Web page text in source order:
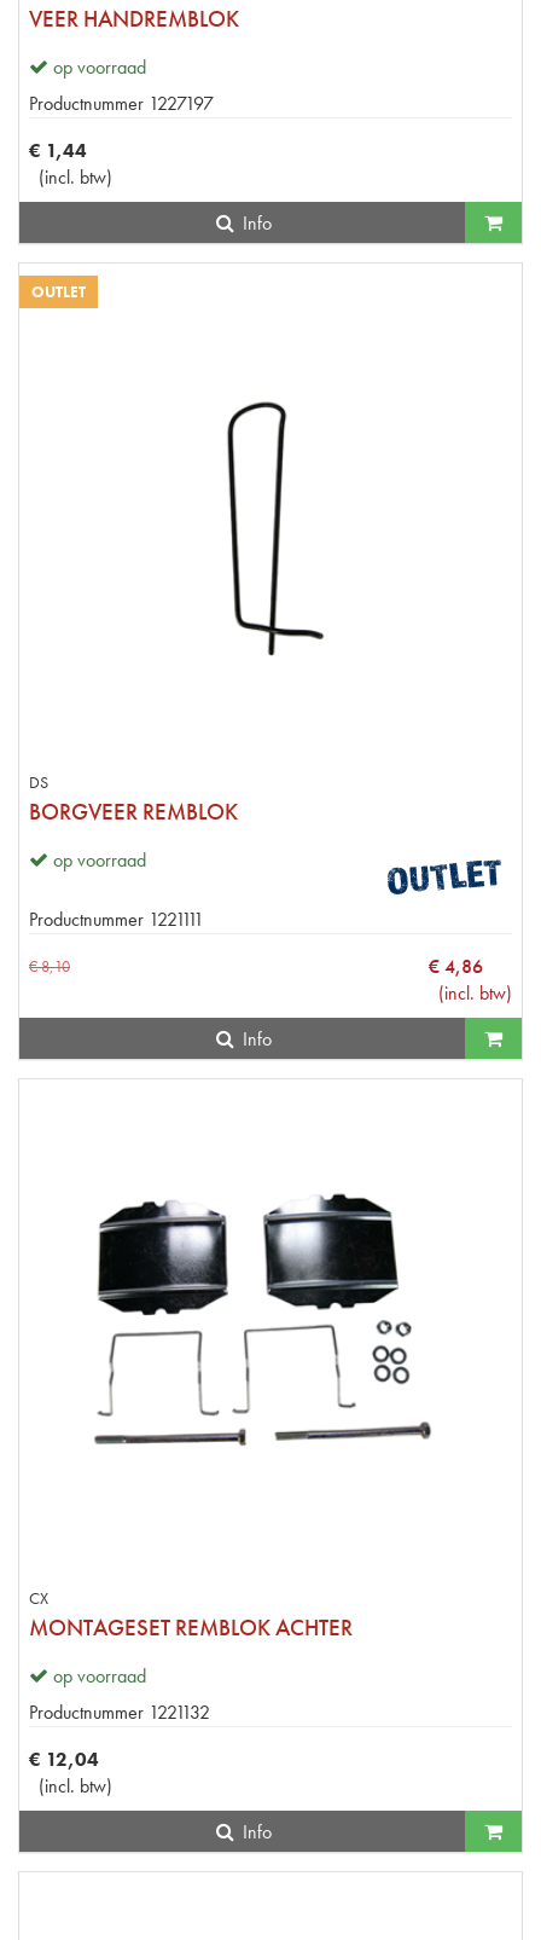
VEER HANDREMBLOK
op voorraad
Productnummer 1227197
€ 1,44
(incl. btw)
Info
OUTLET
DS
BORGVEER REMBLOK
op voorraad
Productnummer 1221111
€8,10 €4,86
(incl. btw)
Info
CX
MONTAGESET REMBLOK ACHTER
op voorraad
Productnummer 1221132
€ 12,04
(incl. btw)
Info